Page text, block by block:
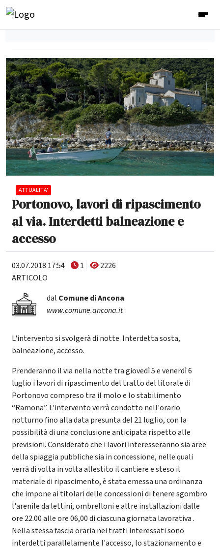
ATTUALITA'
Portonovo, lavori di ripascimento
al via. Interdetti balneazione e
accesso
03.07.2018 17:54 1
2226
ARTICOLO
dal Comune di Ancona
www.comune.ancona.it
L'intervento si svolgerà di notte. Interdetta sosta,
balneazione, accesso.
Prenderanno il via nella notte tra giovedì 5 e venerdì 6
luglio i lavori di ripascimento del tratto del litorale di
Portonovo compreso tra il molo e lo stabilimento
“Ramona”. L'intervento verrà condotto nell'orario
notturno fino alla data presunta del 21 luglio, con la
possibilità di una conclusione anticipata rispetto alle
previsioni. Considerato che i lavori interesseranno sia aree
della spiaggia pubbliche sia in concessione, nelle quali
verrà di volta in volta allestito il cantiere e steso il
materiale di ripascimento, è stata emessa una ordinanza
che impone ai titolari delle concessioni di tenere sgombro
l'arenile da lettini, ombrelloni e altre installazioni dalle
ore 22.00 alle ore 06,00 di ciascuna giornata lavorativa .
Nella stessa fascia oraria nei tratti interessati sono
interdetti parallelamente l'accesso, lo stazionamento e